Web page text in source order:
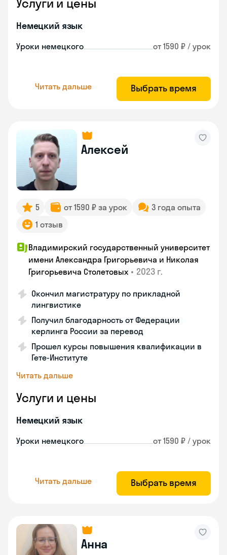
Услуги и цены
Немецкий язык
Уроки немецкого от 1590 ₽ / урок
Читать дальше Выбрать время
Алексей
5 от 1590 ₽ за урок
3 года опыта
1 отзыв
Владимирский государственный университет
имени Александра Григорьевича и Николая
Григорьевича Столетовых • 2023 г.
Окончил магистратуру по прикладной
лингвистике
Получил благодарность от Федерации
керлинга России за перевод
Прошел курсы повышения квалификации в
Гете-Институте
Читать дальше
Услуги и цены
Немецкий язык
Уроки немецкого от 1590 ₽ / урок
Читать дальше Выбрать время
Анна